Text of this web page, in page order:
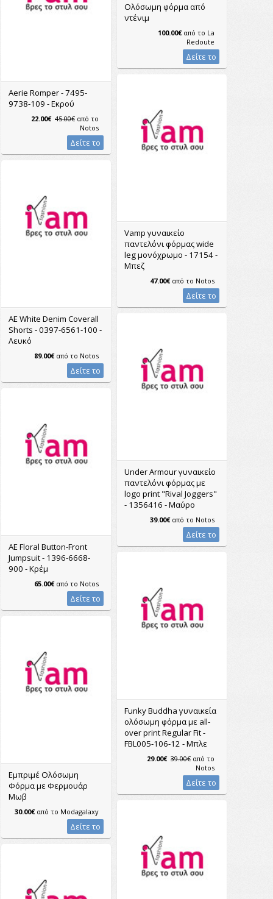
Ολόσωμη φόρμα από
ντένιμ
100.00€από το La
Redoute
Δείτε το
Aerie Romper - 7495-
9738-109 - Εκρού
22.00€ 45.00€ από το
Notos
Δείτε το
Vamp γυναικείο
παντελόνι φόρμας wide
leg μονόχρωμο - 17154 -
Μπεζ
47.00€από το Notos
Δείτε το
AE White Denim Coverall
Shorts - 0397-6561-100 -
Λευκό
89.00€από το Notos
Δείτε το
Under Armour γυναικείο
παντελόνι φόρμας με
logo print "Rival Joggers"
- 1356416 - Μαύρο
39.00€από το Notos
Δείτε το
AE Floral Button-Front
Jumpsuit - 1396-6668-
900 - Κρέμ
65.00€από το Notos
Δείτε το
Funky Buddha γυναικεία
ολόσωμη φόρμα με all-
over print Regular Fit -
FBL005-106-12 - Μπλε
29.00€ 39.00€ από το
Notos
Δείτε το
Εμπριμέ Ολόσωμη
Φόρμα με Φερμουάρ
Μωβ
30.00€από το Modagalaxy
Δείτε το